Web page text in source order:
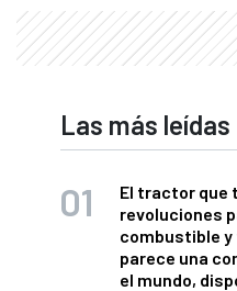
Las más leídas
El tractor que
revoluciones
combustible y
parece una
el mundo,